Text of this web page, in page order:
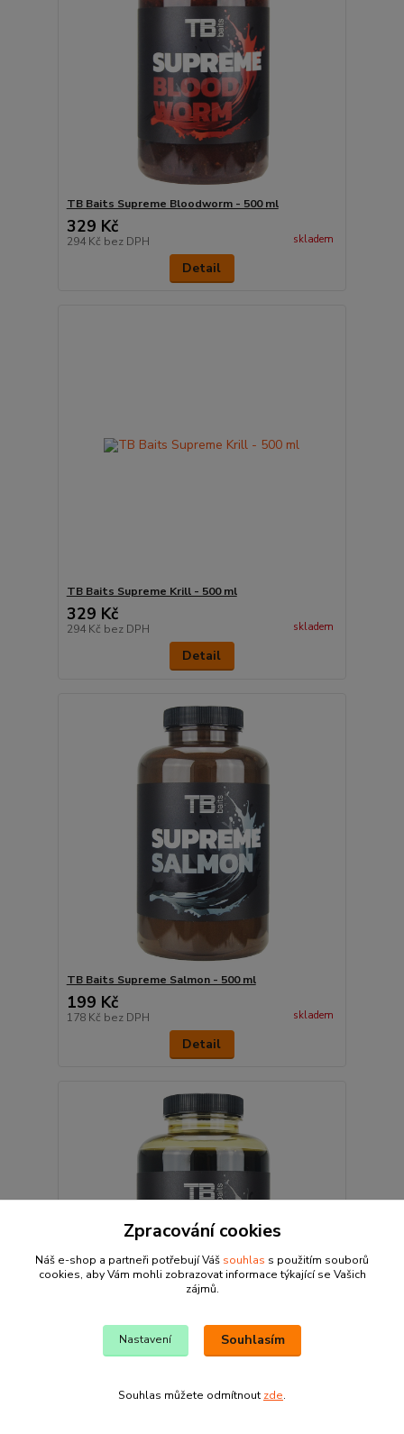
TB Baits Supreme Bloodworm - 500 ml
329 Kč
294 Kč bez DPH skladem
Detail
TB Baits Supreme Krill - 500 ml
329 Kč
294 Kč bez DPH skladem
Detail
TB Baits Supreme Salmon - 500 ml
199 Kč
178 Kč bez DPH skladem
Detail
Zpracování cookies
Náš e-shop a partneři potřebují Váš souhlas s použitím souborů
cookies, aby Vám mohli zobrazovat informace týkající se Vašich
zájmů.
Nastavení Souhlasím
Souhlas můžete odmítnout zde.